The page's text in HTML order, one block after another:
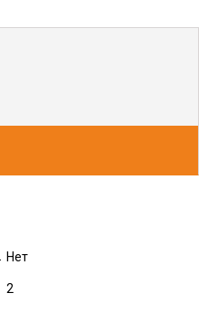
Нет
2